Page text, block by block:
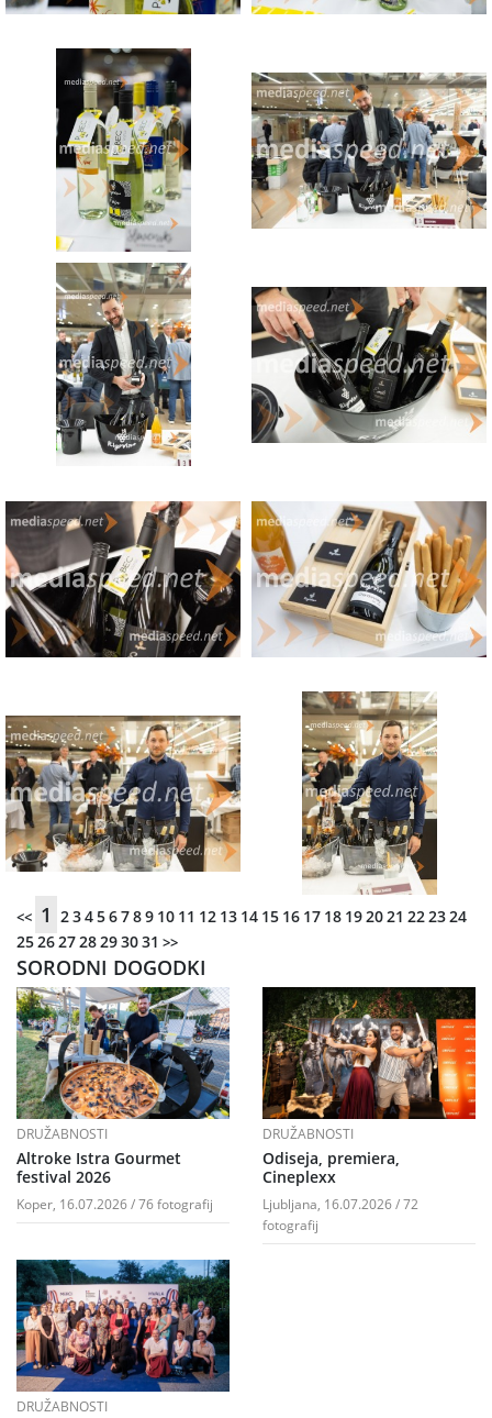
<< 1 23456789 10 11 12 13 14 15 16 17 18 192021 222324
25262728293031 >>
SORODNI DOGODKI
DRUŽABNOSTI
Altroke Istra Gourmet
festival 2026
Koper, 16.07.2026 / 76 fotografij
DRUŽABNOSTI
Odiseja, premiera,
Cineplexx
Ljubljana, 16.07.2026 / 72
fotografij
DRUŽABNOSTI